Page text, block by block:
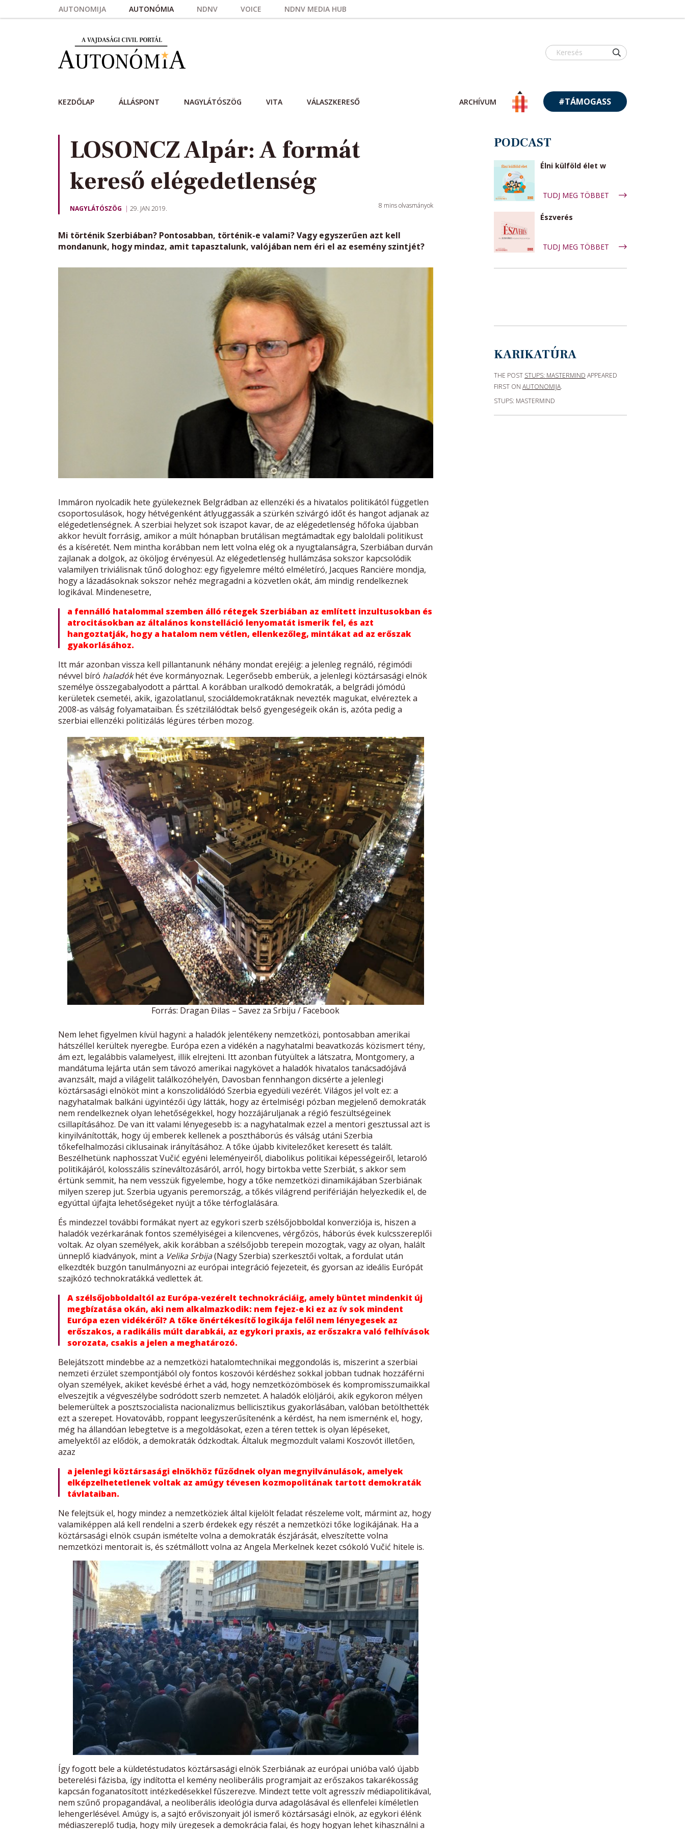
Skip to main contentAUTONOMIJA AUTONÓMIA NDNV VOICE NDNV MEDIA HUB
KEZDŐLAP ÁLLÁSPONT NAGYLÁTÓSZÖG VITA VÁLASZKERESŐ ARCHÍVUM #TÁMOGASS
LOSONCZ Alpár: A formát
kereső elégedetlenség
NAGYLÁTÓSZÖG 29. JAN 2019. 8 mins olvasmányok
Mi történik Szerbiában? Pontosabban, történik-e valami? Vagy egyszerűen azt kell
mondanunk, hogy mindaz, amit tapasztalunk, valójában nem éri el az esemény szintjét?
Immáron nyolcadik hete gyülekeznek Belgrádban az ellenzéki és a hivatalos politikától független
csoportosulások, hogy hétvégenként átlyuggassák a szürkén szivárgó időt és hangot adjanak az
elégedetlenségnek. A szerbiai helyzet sok iszapot kavar, de az elégedetlenség hőfoka újabban
akkor hevült forrásig, amikor a múlt hónapban brutálisan megtámadtak egy baloldali politikust
és a kíséretét. Nem mintha korábban nem lett volna elég ok a nyugtalanságra, Szerbiában durván
zajlanak a dolgok, az ököljog érvényesül. Az elégedetlenség hullámzása sokszor kapcsolódik
valamilyen triviálisnak tűnő dologhoz: egy figyelemre méltó elméletíró, Jacques Ranciėre mondja,
hogy a lázadásoknak sokszor nehéz megragadni a közvetlen okát, ám mindig rendelkeznek
logikával. Mindenesetre,
a fennálló hatalommal szemben álló rétegek Szerbiában az említett inzultusokban és
atrocitásokban az általános konstelláció lenyomatát ismerik fel, és azt
hangoztatják, hogy a hatalom nem vétlen, ellenkezőleg, mintákat ad az erőszak
gyakorlásához.
Itt már azonban vissza kell pillantanunk néhány mondat erejéig: a jelenleg regnáló, régimódi
névvel bíró haladókhét éve kormányoznak. Legerősebb emberük, a jelenlegi köztársasági elnök
személye összegabalyodott a párttal. A korábban uralkodó demokraták, a belgrádi jómódú
kerületek csemetéi, akik, igazolatlanul, szociáldemokratáknak nevezték magukat, elvéreztek a
2008-as válság folyamataiban. És szétzilálódtak belső gyengeségeik okán is, azóta pedig a
szerbiai ellenzéki politizálás légüres térben mozog.
Forrás: Dragan Đilas – Savez za Srbiju / Facebook
Nem lehet figyelmen kívül hagyni: a haladók jelentékeny nemzetközi, pontosabban amerikai
hátszéllel kerültek nyeregbe. Európa ezen a vidékén a nagyhatalmi beavatkozás közismert tény,
ám ezt, legalábbis valamelyest, illik elrejteni. Itt azonban fütyültek a látszatra, Montgomery, a
mandátuma lejárta után sem távozó amerikai nagykövet a haladók hivatalos tanácsadójává
avanzsált, majd a világelit találkozóhelyén, Davosban fennhangon dicsérte a jelenlegi
köztársasági elnököt mint a konszolidálódó Szerbia egyedüli vezérét. Világos jel volt ez: a
nagyhatalmak balkáni ügyintézői úgy látták, hogy az értelmiségi pózban megjelenő demokraták
nem rendelkeznek olyan lehetőségekkel, hogy hozzájáruljanak a régió feszültségeinek
csillapításához. De van itt valami lényegesebb is: a nagyhatalmak ezzel a mentori gesztussal azt is
kinyilvánították, hogy új emberek kellenek a posztháborús és válság utáni Szerbia
tőkefelhalmozási ciklusainak irányításához. A tőke újabb kivitelezőket keresett és talált.
Beszélhetünk naphosszat Vučić egyéni leleményeiről, diabolikus politikai képességeiről, letaroló
politikájáról, kolosszális színeváltozásáról, arról, hogy birtokba vette Szerbiát, s akkor sem
értünk semmit, ha nem vesszük figyelembe, hogy a tőke nemzetközi dinamikájában Szerbiának
milyen szerep jut. Szerbia ugyanis peremország, a tőkés világrend perifériáján helyezkedik el, de
egyúttal újfajta lehetőségeket nyújt a tőke térfoglalására.
És mindezzel további formákat nyert az egykori szerb szélsőjobboldal konverziója is, hiszen a
haladók vezérkarának fontos személyiségei a kilencvenes, vérgőzös, háborús évek kulcsszereplői
voltak. Az olyan személyek, akik korábban a szélsőjobb terepein mozogtak, vagy az olyan, halált
ünneplő kiadványok, mint a Velika Srbija(Nagy Szerbia) szerkesztői voltak, a fordulat után
elkezdték buzgón tanulmányozni az európai integráció fejezeteit, és gyorsan az ideális Európát
szajkózó technokratákká vedlettek át.
A szélsőjobboldaltól az Európa-vezérelt technokráciáig, amely büntet mindenkit új
megbízatása okán, aki nem alkalmazkodik: nem fejez-e ki ez az ív sok mindent
Európa ezen vidékéről? A tőke önértékesítő logikája felől nem lényegesek az
erőszakos, a radikális múlt darabkái, az egykori praxis, az erőszakra való felhívások
sorozata, csakis a jelen a meghatározó.
Belejátszott mindebbe az a nemzetközi hatalomtechnikai meggondolás is, miszerint a szerbiai
nemzeti érzület szempontjából oly fontos koszovói kérdéshez sokkal jobban tudnak hozzáférni
olyan személyek, akiket kevésbé érhet a vád, hogy nemzetközömbösek és kompromisszumaikkal
elveszejtik a végveszélybe sodródott szerb nemzetet. A haladók elöljárói, akik egykoron mélyen
belemerültek a posztszocialista nacionalizmus bellicisztikus gyakorlásában, valóban betölthették
ezt a szerepet. Hovatovább, roppant leegyszerűsítenénk a kérdést, ha nem ismernénk el, hogy,
még ha állandóan lebegtetve is a megoldásokat, ezen a téren tettek is olyan lépéseket,
amelyektől az elődök, a demokraták ódzkodtak. Általuk megmozdult valami Koszovót illetően,
azaz
a jelenlegi köztársasági elnökhöz fűződnek olyan megnyilvánulások, amelyek
elképzelhetetlenek voltak az amúgy tévesen kozmopolitának tartott demokraták
távlataiban.
Ne felejtsük el, hogy mindez a nemzetköziek által kijelölt feladat részeleme volt, mármint az, hogy
valamiképpen alá kell rendelni a szerb érdekek egy részét a nemzetközi tőke logikájának. Ha a
köztársasági elnök csupán ismételte volna a demokraták észjárását, elveszítette volna
nemzetközi mentorait is, és szétmállott volna az Angela Merkelnek kezet csókoló Vučić hitele is.
Így fogott bele a küldetéstudatos köztársasági elnök Szerbiának az európai unióba való újabb
beterelési fázisba, így indította el kemény neoliberális programjait az erőszakos takarékosság
kapcsán foganatosított intézkedésekkel fűszerezve. Mindezt tette volt agresszív médiapolitikával,
nem szűnő propagandával, a neoliberális ideológia durva adagolásával és ellenfelei kíméletlen
lehengerlésével. Amúgy is, a sajtó erőviszonyait jól ismerő köztársasági elnök, az egykori élénk
médiaszereplő tudja, hogy mily üregesek a demokrácia falai, és hogy hogyan lehet kihasználni a
PODCAST
Élni külföld élet w
TUDJ MEG TÖBBET
Észverés
TUDJ MEG TÖBBET
KARIKATÚRA
THE POST STUPS: MASTERMIND APPEARED
FIRST ON AUTONOMIJA.
STUPS: MASTERMIND